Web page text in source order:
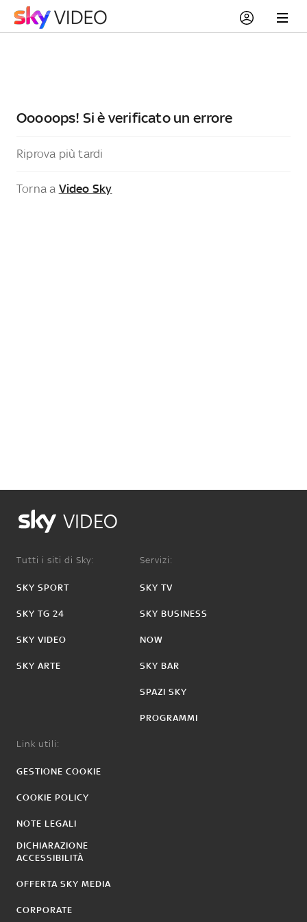
Ooooops! Si è verificato un errore
Riprova più tardi
Torna a Video Sky
VIDEO
Tutti i siti di Sky:
SKY SPORT
SKY TG 24
SKY VIDEO
SKY ARTE
Servizi:
SKY TV
SKY BUSINESS
NOW
SKY BAR
SPAZI SKY
PROGRAMMI
Link utili:
GESTIONE COOKIE
COOKIE POLICY
NOTE LEGALI
DICHIARAZIONE
ACCESSIBILITÀ
OFFERTA SKY MEDIA
CORPORATE